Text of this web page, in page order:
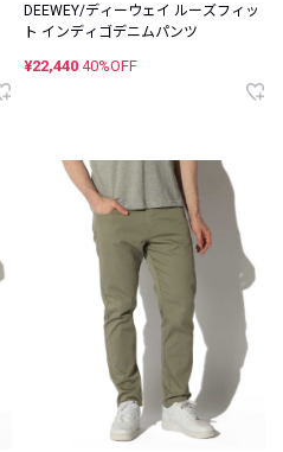
DEEWEY/ディーウェイ ルーズフィッ
ト インディゴデニムパンツ
¥22,440 40%OFF